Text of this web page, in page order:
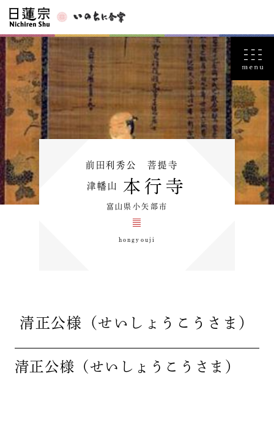
前田利秀公 菩提寺
津幡山 本行寺
富山県小矢部市
hongyouji
清正公様（せいしょうこうさま）
清正公様（せいしょうこうさま）